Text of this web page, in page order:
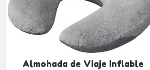
Almohada de Viaje Inflable